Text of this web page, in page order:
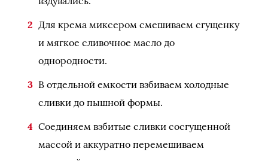
Для крема миксером смешиваем сгущенку
и мягкое сливочное масло до
однородности.
В отдельной емкости взбиваем холодные
сливки до пышной формы.
Соединяем взбитые сливки сосгущенной
массой и аккуратно перемешиваем